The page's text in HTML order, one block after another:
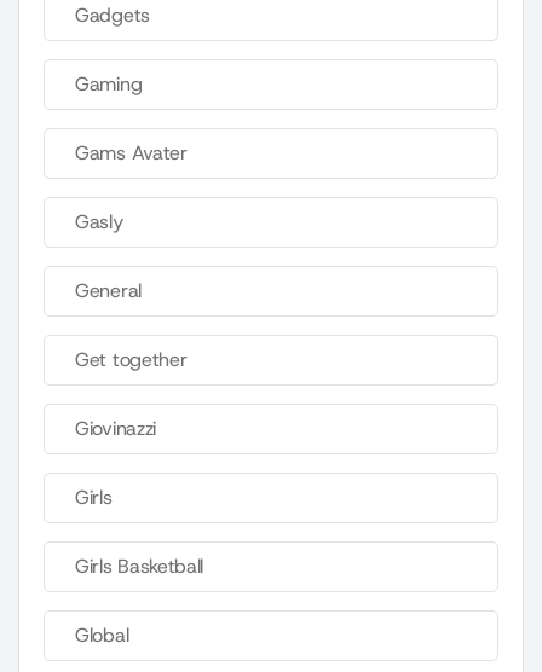
Gadgets
Gaming
Gams Avater
Gasly
General
Get together
Giovinazzi
Girls
Girls Basketball
Global